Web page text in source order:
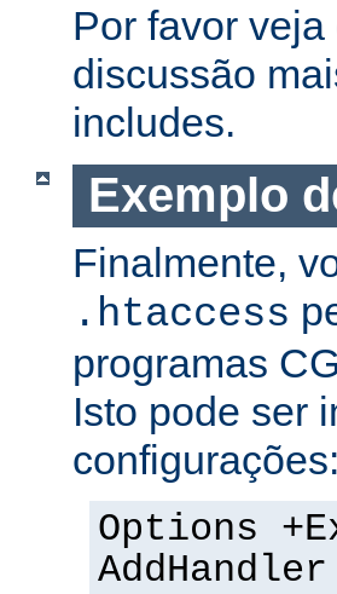
Por favor veja
discussão
includes.
Exemplo
Finalmente,
.htaccess
programas
Isto pode ser
configurações:
Options